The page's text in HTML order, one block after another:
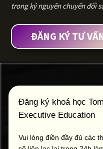
trong kỷ nguyên chuyển đổi
ĐĂNG KÝ TƯ
Đăng ký khoá học
Executive Education
Vui lòng điền đầy đủ các